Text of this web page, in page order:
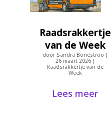
Raadsrakkertje
van de Week
door Sandra Bonestroo |
26 maart 2026|
Raadsrakkertje van de
Week
Lees meer